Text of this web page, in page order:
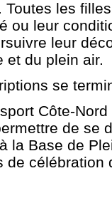
Toutes les
ou leur
leur
et du plein air.
se
Côte-
de se
la Base de
de célébration